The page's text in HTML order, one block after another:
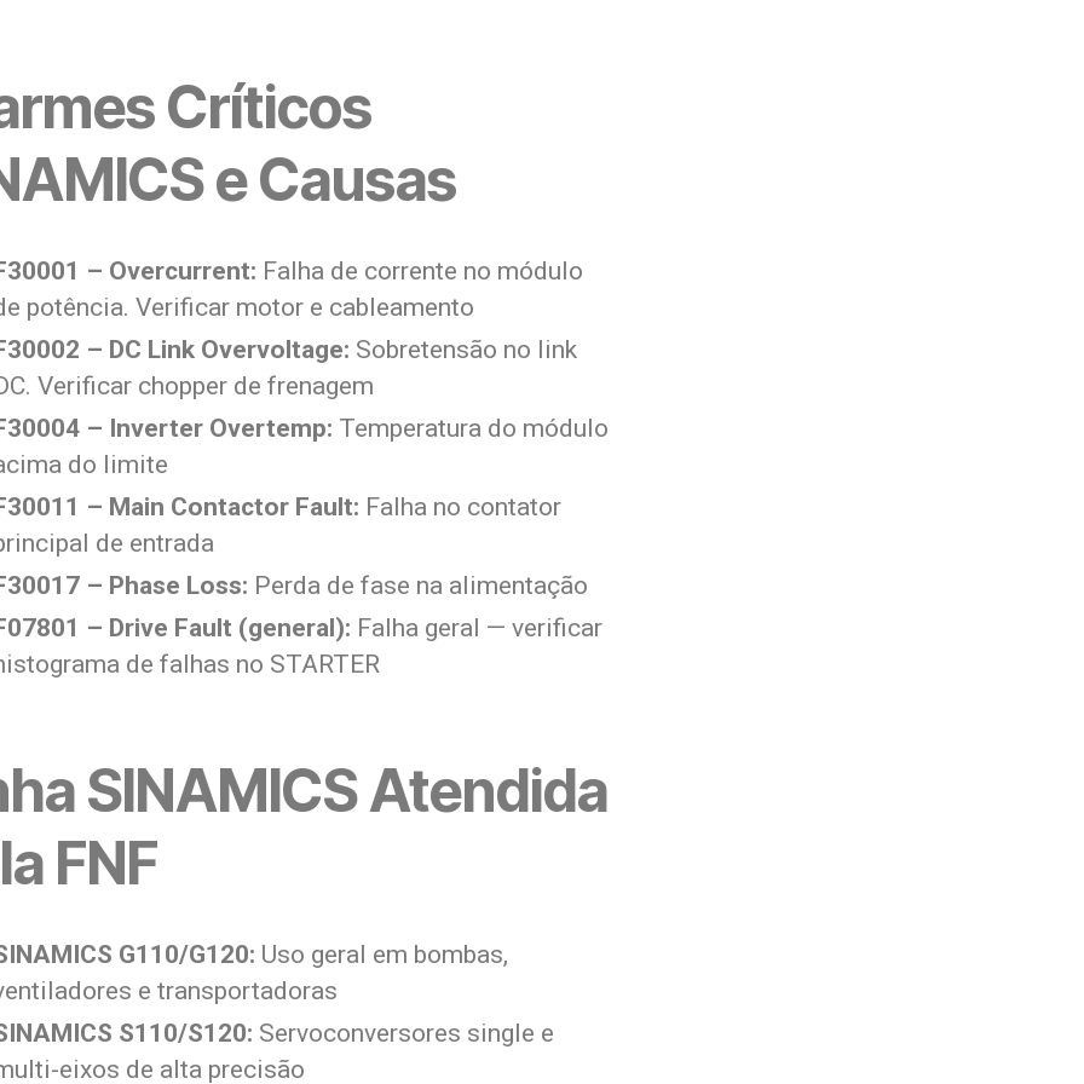
Críticos
e Causas
– Overcurrent: Falha de corrente no módulo
potência. Verificar motor e cableamento
– DC Link Overvoltage: Sobretensão no link
Verificar chopper de frenagem
– Inverter Overtemp: Temperatura do módulo
do limite
– Main Contactor Fault: Falha no contator
de entrada
– Phase Loss: Perda de fase na alimentação
– Drive Fault (general): Falha geral — verificar
de falhas no STARTER
SINAMICS Atendida
FNF
G110/G120: Uso geral em bombas,
e transportadoras
S110/S120: Servoconversores single e
eixos de alta precisão